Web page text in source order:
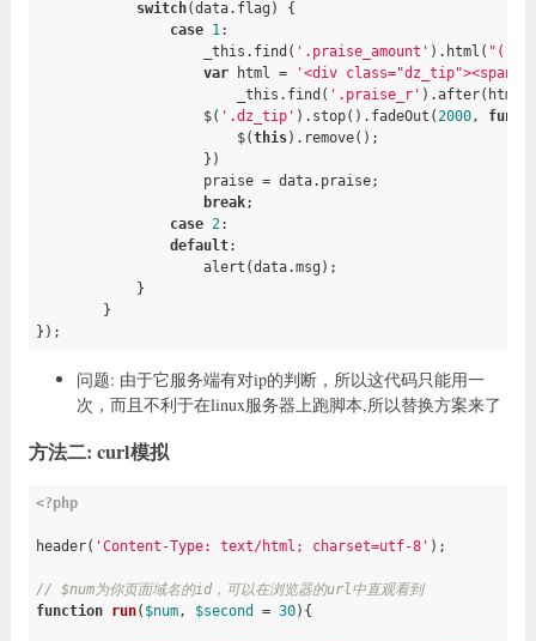
switch(data.flag) {
case 1:
                    _this.find(
'.praise_amount' ).html( "("
var html =
'<div class="dz_tip"><span
                        _this.find(
'.praise_r'
                    $(
'.dz_tip' ).stop().fadeOut(2000,
                        $(
this).remove();
                    })
                    praise = data.praise;
break;
case 2:
default:
                    alert(data.msg);
            }
        }
});
问题: 由于它服务端有对ip的判断，所以这代码只能用一
次，而且不利于在linux服务器上跑脚本,所以替换方案来了
方法二: curl模拟
<?php
header( 'Content-Type: text/html; charset=utf-8' );
// $num为你页面域名的id，可以在浏览器的url中直观看到
function run( $num, $second = 30) {